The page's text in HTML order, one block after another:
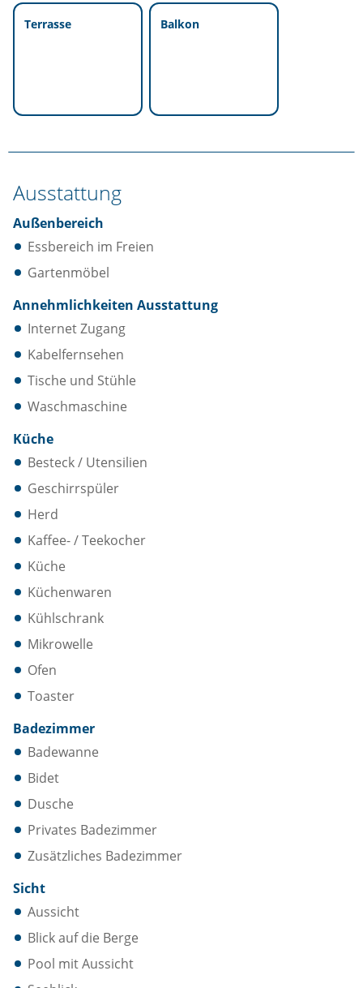
Terrasse Balkon
Ausstattung
Außenbereich
Essbereich im Freien
Gartenmöbel
Annehmlichkeiten Ausstattung
Internet Zugang
Kabelfernsehen
Tische und Stühle
Waschmaschine
Küche
Besteck / Utensilien
Geschirrspüler
Herd
Kaffee- / Teekocher
Küche
Küchenwaren
Kühlschrank
Mikrowelle
Ofen
Toaster
Badezimmer
Badewanne
Bidet
Dusche
Privates Badezimmer
Zusätzliches Badezimmer
Sicht
Aussicht
Blick auf die Berge
Pool mit Aussicht